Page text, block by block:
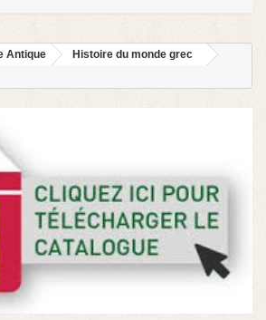
Antique
Histoire du monde grec